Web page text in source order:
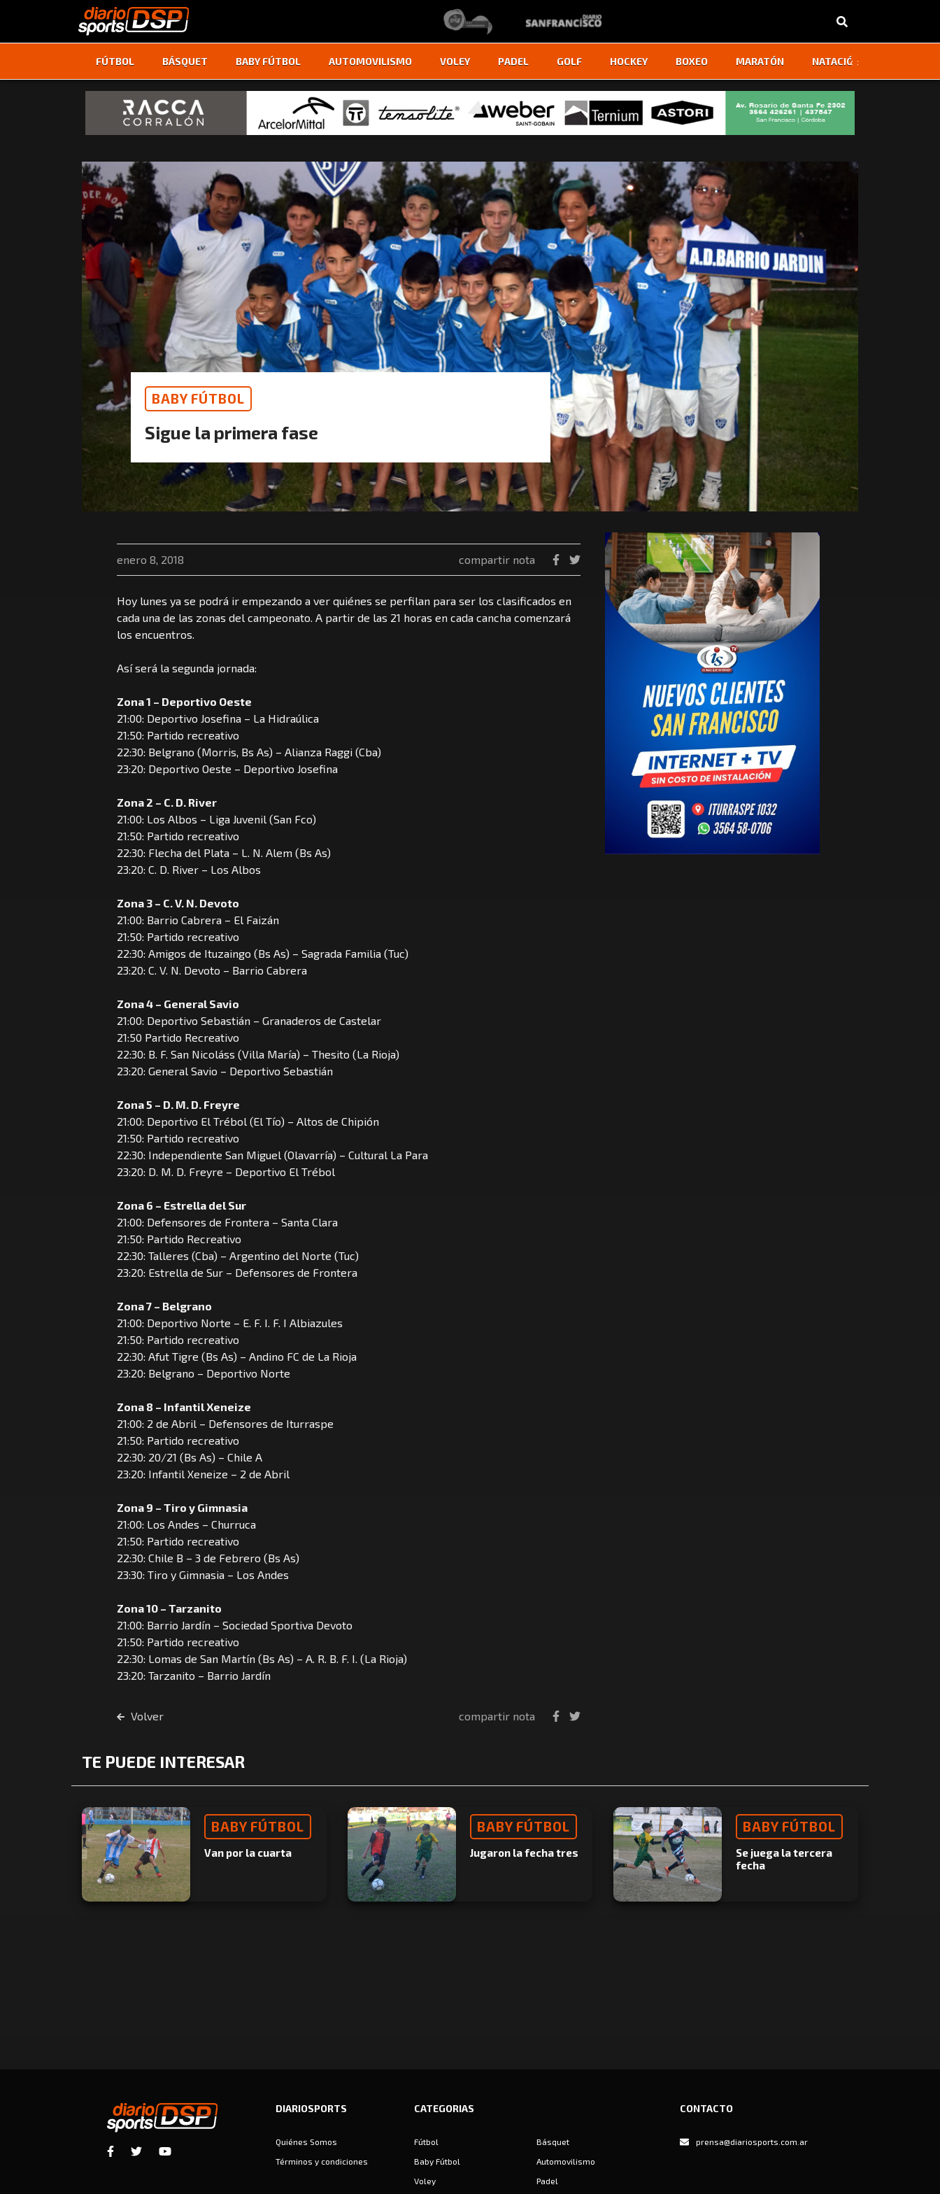
FÚTBOL BÁSQUET BABY FÚTBOL AUTOMOVILISMO VOLEY PADEL GOLF HOCKEY BOXEO MARATÓN NATACIÓN
‹ ›
BABY FÚTBOL
Sigue la primera fase
enero 8, 2018 compartir nota
Hoy lunes ya se podrá ir empezando a ver quiénes se perfilan para ser los clasificados en
cada una de las zonas del campeonato. A partir de las 21 horas en cada cancha comenzará
los encuentros.
Así será la segunda jornada:
Zona 1 – Deportivo Oeste
21:00: Deportivo Josefina – La Hidraúlica
21:50: Partido recreativo
22:30: Belgrano (Morris, Bs As) – Alianza Raggi (Cba)
23:20: Deportivo Oeste – Deportivo Josefina
Zona 2 – C. D. River
21:00: Los Albos – Liga Juvenil (San Fco)
21:50: Partido recreativo
22:30: Flecha del Plata – L. N. Alem (Bs As)
23:20: C. D. River – Los Albos
Zona 3 – C. V. N. Devoto
21:00: Barrio Cabrera – El Faizán
21:50: Partido recreativo
22:30: Amigos de Ituzaingo (Bs As) – Sagrada Familia (Tuc)
23:20: C. V. N. Devoto – Barrio Cabrera
Zona 4 – General Savio
21:00: Deportivo Sebastián – Granaderos de Castelar
21:50 Partido Recreativo
22:30: B. F. San Nicoláss (Villa María) – Thesito (La Rioja)
23:20: General Savio – Deportivo Sebastián
Zona 5 – D. M. D. Freyre
21:00: Deportivo El Trébol (El Tío) – Altos de Chipión
21:50: Partido recreativo
22:30: Independiente San Miguel (Olavarría) – Cultural La Para
23:20: D. M. D. Freyre – Deportivo El Trébol
Zona 6 – Estrella del Sur
21:00: Defensores de Frontera – Santa Clara
21:50: Partido Recreativo
22:30: Talleres (Cba) – Argentino del Norte (Tuc)
23:20: Estrella de Sur – Defensores de Frontera
Zona 7 – Belgrano
21:00: Deportivo Norte – E. F. I. F. I Albiazules
21:50: Partido recreativo
22:30: Afut Tigre (Bs As) – Andino FC de La Rioja
23:20: Belgrano – Deportivo Norte
Zona 8 – Infantil Xeneize
21:00: 2 de Abril – Defensores de Iturraspe
21:50: Partido recreativo
22:30: 20/21 (Bs As) – Chile A
23:20: Infantil Xeneize – 2 de Abril
Zona 9 – Tiro y Gimnasia
21:00: Los Andes – Churruca
21:50: Partido recreativo
22:30: Chile B – 3 de Febrero (Bs As)
23:30: Tiro y Gimnasia – Los Andes
Zona 10 – Tarzanito
21:00: Barrio Jardín – Sociedad Sportiva Devoto
21:50: Partido recreativo
22:30: Lomas de San Martín (Bs As) – A. R. B. F. I. (La Rioja)
23:20: Tarzanito – Barrio Jardín
Volver compartir nota
TE PUEDE INTERESAR
BABY FÚTBOL
Van por la cuarta
BABY FÚTBOL
Jugaron la fecha tres
BABY FÚTBOL
Se juega la tercera
fecha
DIARIOSPORTS
Quiénes Somos
Términos y condiciones
CATEGORIAS
Fútbol
Básquet
Baby Fútbol
Automovilismo
Voley
Padel
CONTACTO
prensa@diariosports.com.ar